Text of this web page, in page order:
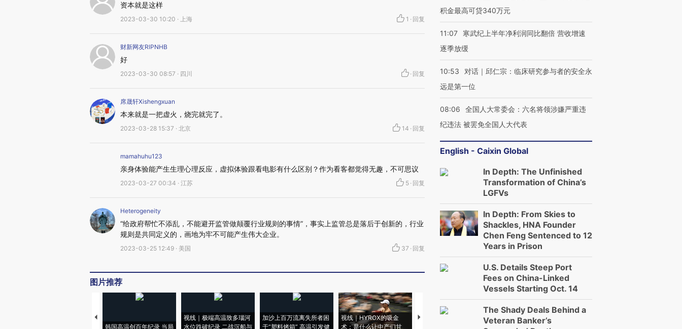
资本就是这样
2023-03-30 10:20 · 上海 1 · 回复
财新网友RlPNHB
好
2023-03-30 08:57 · 四川 · 回复
席晟轩Xishengxuan
本来就是一把虚火，烧完就完了。
2023-03-28 15:37 · 北京 14 · 回复
mamahuhu123
亲身体验能产生生理心理反应，虚拟体验跟看电影有什么区别？作为看客都觉得无趣，不可思议
2023-03-27 00:34 · 江苏 5 · 回复
Heterogeneity
“给政府帮忙不添乱，不能避开监管做颠覆行业规则的事情”，事实上监管总是落后于创新的，行业
规则是共同定义的，画地为牢不可能产生伟大企业。
2023-03-25 12:49 · 美国 37 · 回复
图片推荐
韩国高温创百年纪录 当局
视线｜极端高温致多瑙河
水位跌破纪录 二战沉船与
加沙上百万流离失所者困
于“塑料烤箱” 高温引发健
视线｜HYROX的吸金
术：是什么让中产们甘
马航飞行员跨国走私7万
粒摇头丸 尿检体内含3种
视线｜被称为“蟑螂”的印
度Z世代 用街头抗争将教
积金最高可贷340万元
11:07
寒武纪上半年净利润同比翻倍 营收增速
逐季放缓
10:53
对话｜邱仁宗：临床研究参与者的安全永
远是第一位
08:06
全国人大常委会：六名将领涉嫌严重违
纪违法 被罢免全国人大代表
English - Caixin Global
In Depth: The Unfinished
Transformation of China’s
LGFVs
In Depth: From Skies to
Shackles, HNA Founder
Chen Feng Sentenced to 12
Years in Prison
U.S. Details Steep Port
Fees on China-Linked
Vessels Starting Oct. 14
The Shady Deals Behind a
Veteran Banker’s